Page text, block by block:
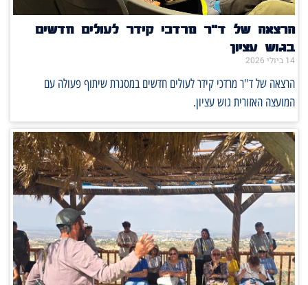
הרצאה של ד"ר מרדכי קידר לעולים חדשים
בגוש עציון
14 ביולי 2026
הרצאה של ד"ר מרדכי קידר לעולים חדשים במסגרת שיתוף פעולה עם
המועצה האזורית גוש עציון.